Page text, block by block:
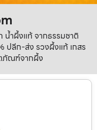
น้ำผึ้งแท้ จากธรรมชาติ
ปลีก-ส่ง รวงผึ้งแท้ เกสร
ภัณฑ์จากผึ้ง